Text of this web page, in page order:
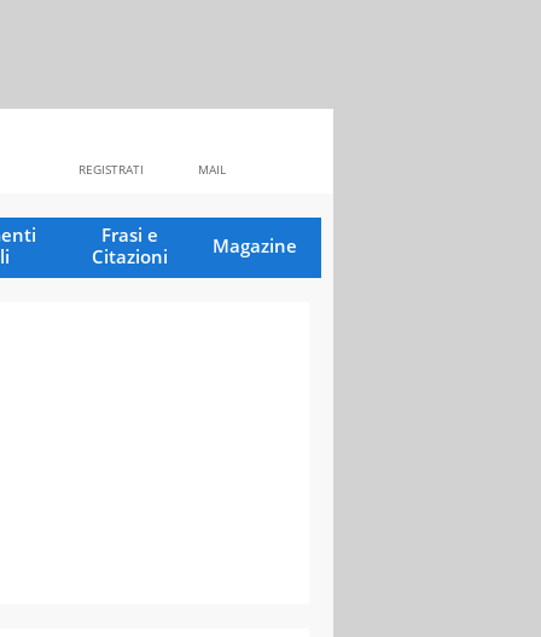
MAIL
REGISTRATI
Frasi e
Citazioni
Magazine